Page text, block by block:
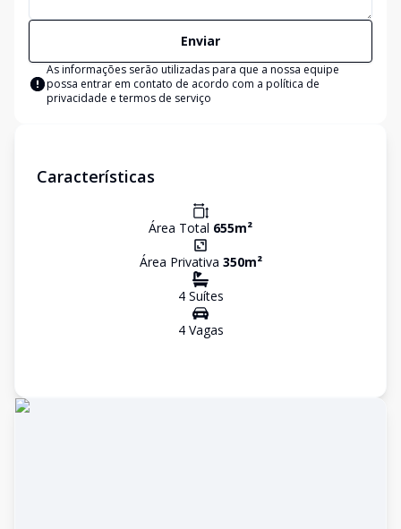
Enviar
As informações serão utilizadas para que a nossa equipe
possa entrar em contato de acordo com a política de
privacidade e termos de serviço
Características
Área Total 655m²
Área Privativa 350m²
4Suítes
4Vagas